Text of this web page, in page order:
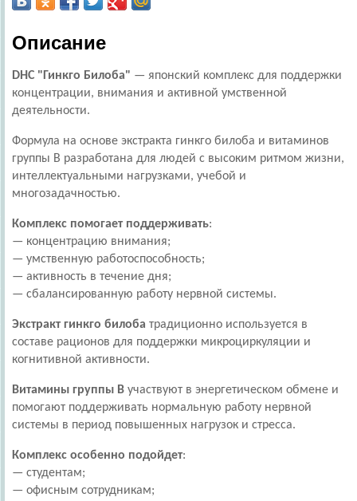
Описание
DHC "Гинкго Билоба" — японский комплекс для поддержки
концентрации, внимания и активной умственной
деятельности.
Формула на основе экстракта гинкго билоба и витаминов
группы B разработана для людей с высоким ритмом жизни,
интеллектуальными нагрузками, учебой и
многозадачностью.
Комплекс помогает поддерживать:
— концентрацию внимания;
— умственную работоспособность;
— активность в течение дня;
— сбалансированную работу нервной системы.
Экстракт гинкго билоба традиционно используется в
составе рационов для поддержки микроциркуляции и
когнитивной активности.
Витамины группы B участвуют в энергетическом обмене и
помогают поддерживать нормальную работу нервной
системы в период повышенных нагрузок и стресса.
Комплекс особенно подойдет:
— студентам;
— офисным сотрудникам;